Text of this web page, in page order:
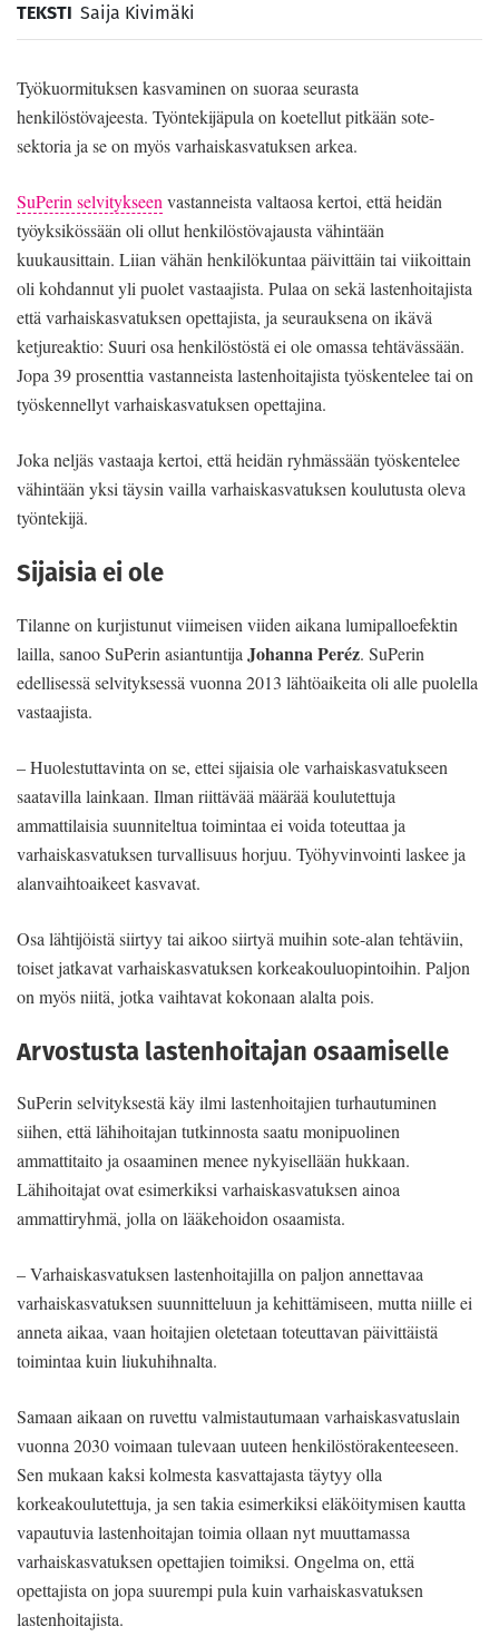
TEKSTI Saija Kivimäki
Työkuormituksen kasvaminen on suoraa seurasta
henkilöstövajeesta. Työntekijäpula on koetellut pitkään sote-
sektoria ja se on myös varhaiskasvatuksen arkea.
SuPerin selvitykseenvastanneista valtaosa kertoi, että heidän
työyksikössään oli ollut henkilöstövajausta vähintään
kuukausittain. Liian vähän henkilökuntaa päivittäin tai viikoittain
oli kohdannut yli puolet vastaajista. Pulaa on sekä lastenhoitajista
että varhaiskasvatuksen opettajista, ja seurauksena on ikävä
ketjureaktio: Suuri osa henkilöstöstä ei ole omassa tehtävässään.
Jopa 39 prosenttia vastanneista lastenhoitajista työskentelee tai on
työskennellyt varhaiskasvatuksen opettajina.
Joka neljäs vastaaja kertoi, että heidän ryhmässään työskentelee
vähintään yksi täysin vailla varhaiskasvatuksen koulutusta oleva
työntekijä.
Sijaisia ei ole
Tilanne on kurjistunut viimeisen viiden aikana lumipalloefektin
lailla, sanoo SuPerin asiantuntija Johanna Peréz. SuPerin
edellisessä selvityksessä vuonna 2013 lähtöaikeita oli alle puolella
vastaajista.
– Huolestuttavinta on se, ettei sijaisia ole varhaiskasvatukseen
saatavilla lainkaan. Ilman riittävää määrää koulutettuja
ammattilaisia suunniteltua toimintaa ei voida toteuttaa ja
varhaiskasvatuksen turvallisuus horjuu. Työhyvinvointi laskee ja
alanvaihtoaikeet kasvavat.
Osa lähtijöistä siirtyy tai aikoo siirtyä muihin sote-alan tehtäviin,
toiset jatkavat varhaiskasvatuksen korkeakouluopintoihin. Paljon
on myös niitä, jotka vaihtavat kokonaan alalta pois.
Arvostusta lastenhoitajan osaamiselle
SuPerin selvityksestä käy ilmi lastenhoitajien turhautuminen
siihen, että lähihoitajan tutkinnosta saatu monipuolinen
ammattitaito ja osaaminen menee nykyisellään hukkaan.
Lähihoitajat ovat esimerkiksi varhaiskasvatuksen ainoa
ammattiryhmä, jolla on lääkehoidon osaamista.
– Varhaiskasvatuksen lastenhoitajilla on paljon annettavaa
varhaiskasvatuksen suunnitteluun ja kehittämiseen, mutta niille ei
anneta aikaa, vaan hoitajien oletetaan toteuttavan päivittäistä
toimintaa kuin liukuhihnalta.
Samaan aikaan on ruvettu valmistautumaan varhaiskasvatuslain
vuonna 2030 voimaan tulevaan uuteen henkilöstörakenteeseen.
Sen mukaan kaksi kolmesta kasvattajasta täytyy olla
korkeakoulutettuja, ja sen takia esimerkiksi eläköitymisen kautta
vapautuvia lastenhoitajan toimia ollaan nyt muuttamassa
varhaiskasvatuksen opettajien toimiksi. Ongelma on, että
opettajista on jopa suurempi pula kuin varhaiskasvatuksen
lastenhoitajista.